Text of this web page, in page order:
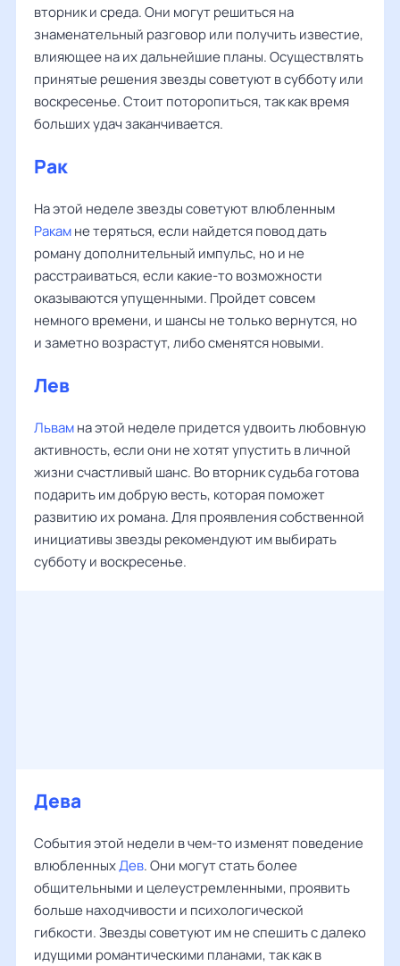
вторник и среда. Они могут решиться на
знаменательный разговор или получить известие,
влияющее на их дальнейшие планы. Осуществлять
принятые решения звезды советуют в субботу или
воскресенье. Стоит поторопиться, так как время
больших удач заканчивается.
Рак
На этой неделе звезды советуют влюбленным
Ракамне теряться, если найдется повод дать
роману дополнительный импульс, но и не
расстраиваться, если какие-то возможности
оказываются упущенными. Пройдет совсем
немного времени, и шансы не только вернутся, но
и заметно возрастут, либо сменятся новыми.
Лев
Львамна этой неделе придется удвоить любовную
активность, если они не хотят упустить в личной
жизни счастливый шанс. Во вторник судьба готова
подарить им добрую весть, которая поможет
развитию их романа. Для проявления собственной
инициативы звезды рекомендуют им выбирать
субботу и воскресенье.
Дева
События этой недели в чем-то изменят поведение
влюбленныхДев. Они могут стать более
общительными и целеустремленными, проявить
больше находчивости и психологической
гибкости. Звезды советуют им не спешить с далеко
идущими романтическими планами, так как в